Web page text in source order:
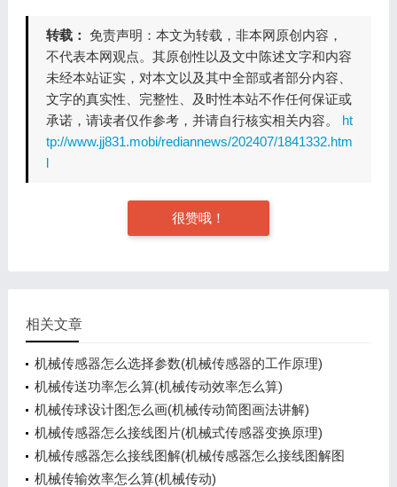
转载： 免责声明：本文为转载，非本网原创内容，
不代表本网观点。其原创性以及文中陈述文字和内容
未经本站证实，对本文以及其中全部或者部分内容、
文字的真实性、完整性、及时性本站不作任何保证或
承诺，请读者仅作参考，并请自行核实相关内容。 ht
tp://www.jj831.mobi/rediannews/202407/1841332.htm
l
很赞哦！
相关文章
机械传感器怎么选择参数(机械传感器的工作原理)
机械传送功率怎么算(机械传动效率怎么算)
机械传球设计图怎么画(机械传动简图画法讲解)
机械传感器怎么接线图片(机械式传感器变换原理)
机械传感器怎么接线图解(机械传感器怎么接线图解图
片)
机械传输效率怎么算(机械传动)